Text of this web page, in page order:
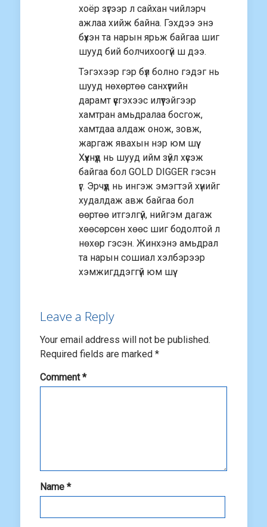
хоёр зүгээр л сайхан чийлэрч
ажлаа хийж байна. Гэхдээ энэ
бүхэн та нарын ярьж байгаа шиг
шууд бий болчихоогүй ш дээ.
Тэгэхээр гэр бүл болно гэдэг нь
шууд нөхөртөө санхүүгийн
дарамт үүсгэхээс илүүтэйгээр
хамтран амьдралаа босгож,
хамтдаа алдаж онож, зовж,
жаргаж явахын нэр юм шүү.
Хүүхнүүд нь шууд ийм зүйл хүсэж
байгаа бол GOLD DIGGER гэсэн
үг. Эрчүүд нь ингэж эмэгтэй хүнийг
худалдаж авж байгаа бол
өөртөө итгэлгүй, нийгэм дагаж
хөөсөрсөн хөөс шиг бодолтой л
нөхөр гэсэн. Жинхэнэ амьдрал
та нарын сошиал хэлбэрээр
хэмжигддэггүй юм шүү.
Leave a Reply
Your email address will not be published.
Required fields are marked *
Comment*
Name *